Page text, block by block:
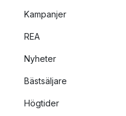
Kampanjer
REA
Nyheter
Bästsäljare
Högtider